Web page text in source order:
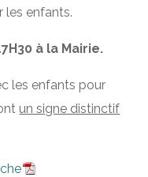
les enfants.
à la Mairie.
les enfants pour
un signe distinctif